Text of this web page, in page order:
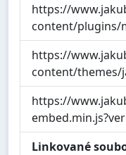
https://
content/plugins/
https://
content/themes/
https://
Linkované